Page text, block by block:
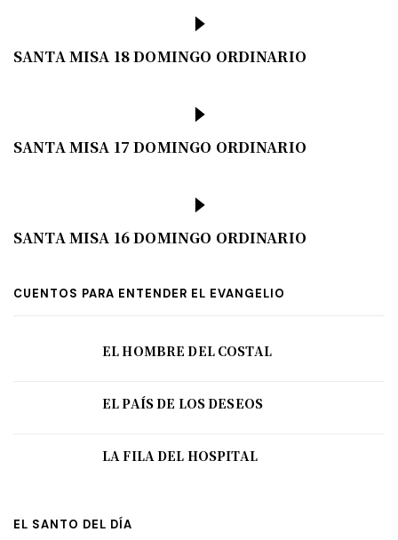
SANTA MISA 18 DOMINGO ORDINARIO
SANTA MISA 17 DOMINGO ORDINARIO
SANTA MISA 16 DOMINGO ORDINARIO
CUENTOS PARA ENTENDER EL EVANGELIO
EL HOMBRE DEL COSTAL
EL PAÍS DE LOS DESEOS
LA FILA DEL HOSPITAL
EL SANTO DEL DÍA